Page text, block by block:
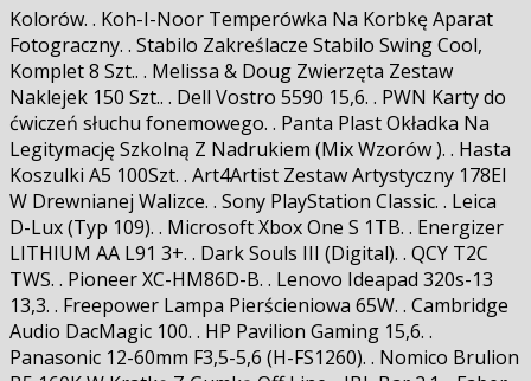
Kolorów. . Koh-I-Noor Temperówka Na Korbkę Aparat
Fotograficzny. . Stabilo Zakreślacze Stabilo Swing Cool,
Komplet 8 Szt.. . Melissa & Doug Zwierzęta Zestaw
Naklejek 150 Szt.. . Dell Vostro 5590 15,6. . PWN Karty do
ćwiczeń słuchu fonemowego. . Panta Plast Okładka Na
Legitymację Szkolną Z Nadrukiem (Mix Wzorów ). . Hasta
Koszulki A5 100Szt. . Art4Artist Zestaw Artystyczny 178El
W Drewnianej Walizce. . Sony PlayStation Classic. . Leica
D-Lux (Typ 109). . Microsoft Xbox One S 1TB. . Energizer
LITHIUM AA L91 3+. . Dark Souls III (Digital). . QCY T2C
TWS. . Pioneer XC-HM86D-B. . Lenovo Ideapad 320s-13
13,3. . Freepower Lampa Pierścieniowa 65W. . Cambridge
Audio DacMagic 100. . HP Pavilion Gaming 15,6. .
Panasonic 12-60mm F3,5-5,6 (H-FS1260). . Nomico Brulion